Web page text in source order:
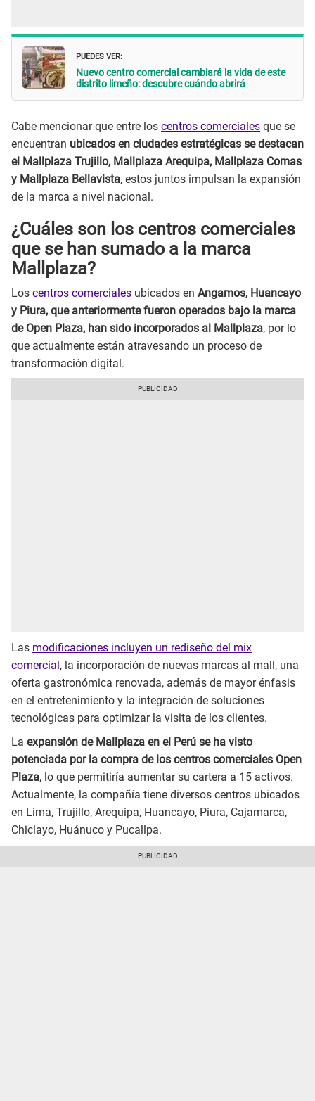
PUEDES VER:
Nuevo centro comercial cambiará la vida de este
distrito limeño: descubre cuándo abrirá
Cabe mencionar que entre los centros comerciales que se
encuentran ubicados en ciudades estratégicas se destacan
el Mallplaza Trujillo, Mallplaza Arequipa, Mallplaza Comas
y Mallplaza Bellavista, estos juntos impulsan la expansión
de la marca a nivel nacional.
¿Cuáles son los centros comerciales
que se han sumado a la marca
Mallplaza?
Los centros comerciales ubicados en Angamos, Huancayo
y Piura, que anteriormente fueron operados bajo la marca
de Open Plaza, han sido incorporados al Mallplaza, por lo
que actualmente están atravesando un proceso de
transformación digital.
Las modificaciones incluyen un rediseño del mix
comercial, la incorporación de nuevas marcas al mall, una
oferta gastronómica renovada, además de mayor énfasis
en el entretenimiento y la integración de soluciones
tecnológicas para optimizar la visita de los clientes.
La expansión de Mallplaza en el Perú se ha visto
potenciada por la compra de los centros comerciales Open
Plaza, lo que permitiría aumentar su cartera a 15 activos.
Actualmente, la compañía tiene diversos centros ubicados
en Lima, Trujillo, Arequipa, Huancayo, Piura, Cajamarca,
Chiclayo, Huánuco y Pucallpa.